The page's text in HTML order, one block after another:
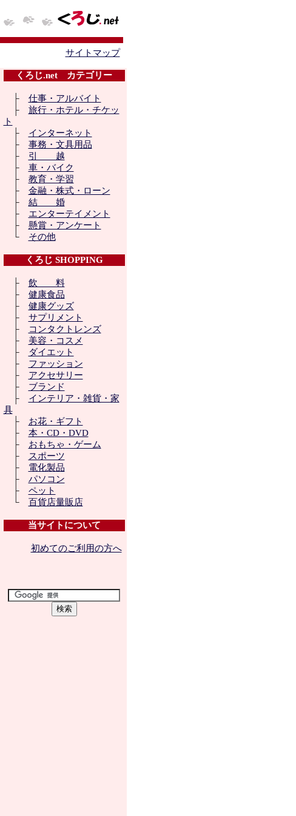
サイトマップ
くろじ.net カテゴリー
├ 仕事・アルバイト
├ 旅行・ホテル・チケッ
ト
├ インターネット
├ 事務・文具用品
├ 引 越
├ 車・バイク
├ 教育・学習
├ 金融・株式・ローン
├ 結 婚
├ エンターテイメント
├ 懸賞・アンケート
└ その他
くろじ SHOPPING
├ 飲 料
├ 健康食品
├ 健康グッズ
├ サプリメント
├
コンタクトレンズ
├ 美容・コスメ
├
ダイエット
├ ファッション
├ アクセサリー
├ ブランド
├ インテリア・雑貨・家
具
├ お花・ギフト
├ 本・CD・DVD
├ おもちゃ・ゲーム
├
スポーツ
├ 電化製品
├ パソコン
├ ペット
└ 百貨店量販店
当サイトについて
初めてのご利用の方へ